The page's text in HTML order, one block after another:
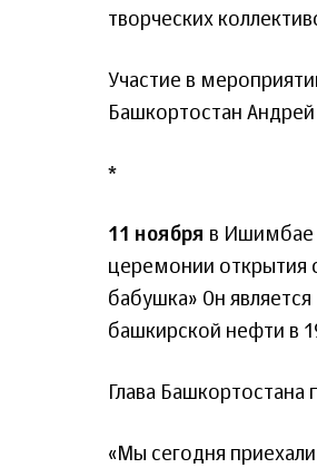
творческих
Участие в
Башкортостан
*
11 ноября в Ишимбае
церемонии открытия
бабушка» Он
башкирской нефти в
Глава
«Мы сегодня